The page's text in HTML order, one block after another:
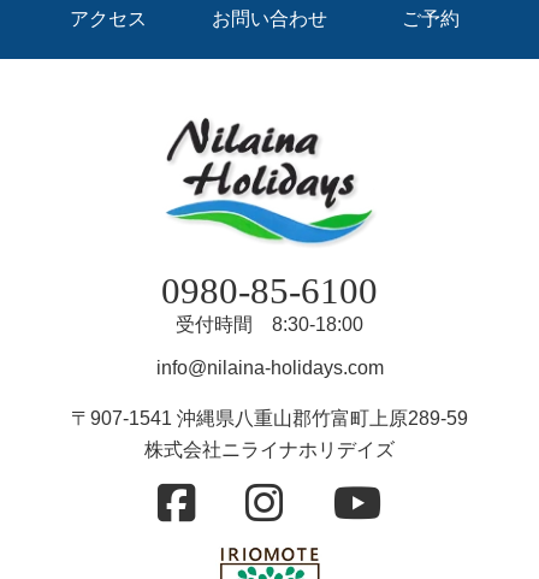
アクセス お問い合わせ ご予約
0980-85-6100
受付時間 8:30-18:00
info@nilaina-holidays.com
〒907-1541 沖縄県八重山郡竹富町上原289-59
株式会社ニライナホリデイズ